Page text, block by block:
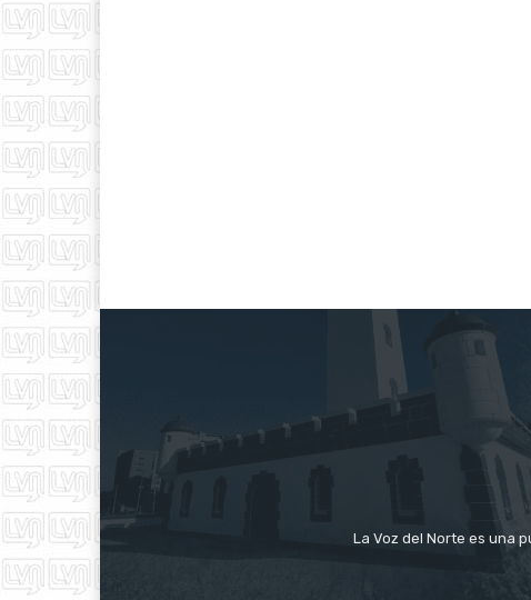
La Voz del Norte es una